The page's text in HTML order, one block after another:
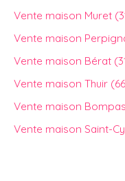
Vente maison Muret
Vente maison
Vente maison Bérat
Vente maison Thuir
Vente maison
Vente maison Saint-